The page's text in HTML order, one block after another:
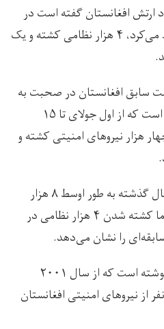
افغانستان گفته‌ است در
مدت ۴۵ روزی که کشور سقوط می‌کرد، ۴ هزار نظامی کشته و یک
سابق افغانستان در صحبت به
گفته است که از اول جولای تا ۱۵
هزار نیروهای امنیتی کشته و
به گفته‌ی آقای ضیا، در پنج سال گذشته به طور اوسط ۸ هزار
نظامی در کشور کشته شدند، اما کشته شدن ۴ هزار نظامی در
را نشان می‌دهد.
واشنگتن پست به نقل از ضیا نوشته است که از سال ۲۰۰۱
حدود ۹۲هزار نفر از نیروهای امنیتی افغانستان